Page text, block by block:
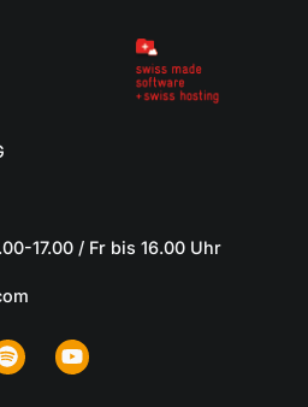
17.00 / Fr bis 16.00 Uhr